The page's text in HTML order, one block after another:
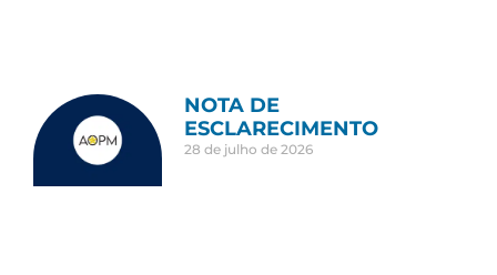
NOTA DE
ESCLARECIMENTO
28 de julho de 2026